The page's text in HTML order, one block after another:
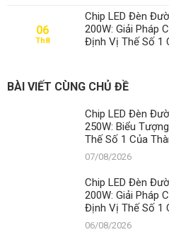
06
Th8
Chip LED Đèn
200W: Giải Pháp
Định Vị Thế Số 1
BÀI VIẾT CÙNG CHỦ ĐỀ
Chip LED Đèn
250W: Biểu
Thế Số 1 Của
07/08/2026
Chip LED Đèn
200W: Giải Pháp
Định Vị Thế Số 1
06/08/2026